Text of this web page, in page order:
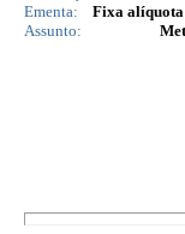
Ementa:
Fixa alíquota
Assunto: